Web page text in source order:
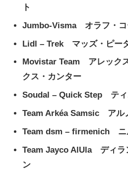
ト
Jumbo-Visma オラフ・コ
Lidl – Trek マッズ・ピー
Movistar Team アレック
クス・カンター
Soudal – Quick Step ティ
Team Arkéa Samsic アル
Team dsm – firmenich ニ
Team Jayco AlUla ディラ
ン